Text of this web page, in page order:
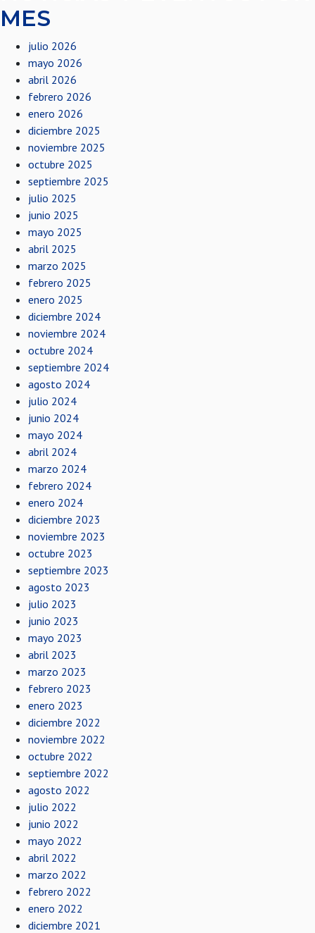
MES
julio 2026
mayo 2026
abril 2026
febrero 2026
enero 2026
diciembre 2025
noviembre 2025
octubre 2025
septiembre 2025
julio 2025
junio 2025
mayo 2025
abril 2025
marzo 2025
febrero 2025
enero 2025
diciembre 2024
noviembre 2024
octubre 2024
septiembre 2024
agosto 2024
julio 2024
junio 2024
mayo 2024
abril 2024
marzo 2024
febrero 2024
enero 2024
diciembre 2023
noviembre 2023
octubre 2023
septiembre 2023
agosto 2023
julio 2023
junio 2023
mayo 2023
abril 2023
marzo 2023
febrero 2023
enero 2023
diciembre 2022
noviembre 2022
octubre 2022
septiembre 2022
agosto 2022
julio 2022
junio 2022
mayo 2022
abril 2022
marzo 2022
febrero 2022
enero 2022
diciembre 2021